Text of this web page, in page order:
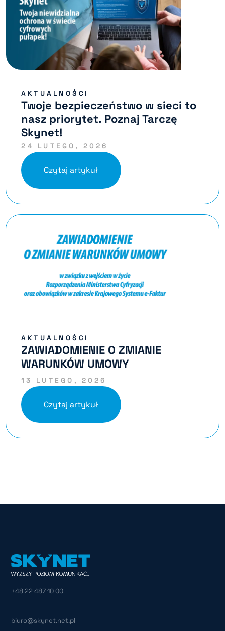
AKTUALNOŚCI
Twoje bezpieczeństwo w sieci to
nasz priorytet. Poznaj Tarczę
Skynet!
24 LUTEGO, 2026
Czytaj artykuł
AKTUALNOŚCI
ZAWIADOMIENIE O ZMIANIE
WARUNKÓW UMOWY
13 LUTEGO, 2026
Czytaj artykuł
+48 22 487 10 00
biuro@skynet.net.pl